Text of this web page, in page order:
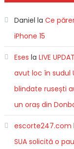
Daniel la Ce
iPhone 15
Eses la LIVE
avut loc în sudul
blindate rusești
un oraș din
escorte247.com
SUA solicită o